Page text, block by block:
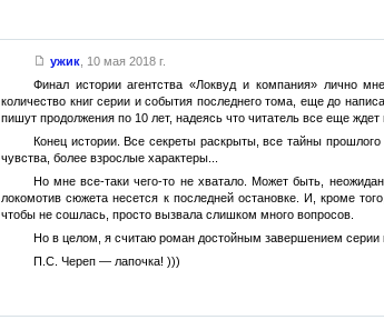
ужик, 10 мая 2018 г.
Финал истории агентства «Локвуд и компания» лично
количество книг серии и события последнего тома, еще до
пишут продолжения по 10 лет, надеясь что читатель все еще
Конец истории. Все секреты раскрыты, все тайны
чувства, более взрослые характеры...
Но мне все-таки чего-то не хватало. Может быть,
локомотив сюжета несется к последней остановке. И, кроме
чтобы не сошлась, просто вызвала слишком много вопросов.
Но в целом, я считаю роман достойным завершением серии
П.С. Череп — лапочка! )))